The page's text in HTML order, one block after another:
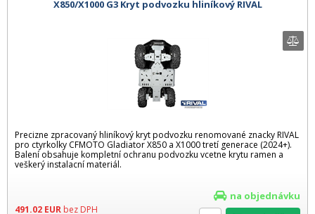
X850/X1000 G3 Kryt podvozku hliníkový RIVAL
Precizne zpracovaný hliníkový kryt podvozku renomované znacky RIVAL
pro ctyrkolky CFMOTO Gladiator X850 a X1000 tretí generace (2024+).
Balení obsahuje kompletní ochranu podvozku vcetne krytu ramen a
veškerý instalacní materiál.
491.02 EUR bez DPH
na objednávku